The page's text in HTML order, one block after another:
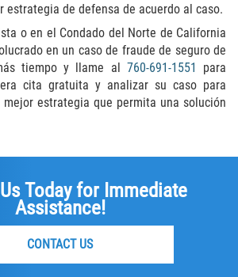
estrategia de defensa de acuerdo al caso.
o en el Condado del Norte de California
en un caso de fraude de seguro de
tiempo y llame al 760-691-1551
para
cita gratuita y analizar su caso para
estrategia que permita una solución
Today for Immediate
Assistance!
CONTACT US